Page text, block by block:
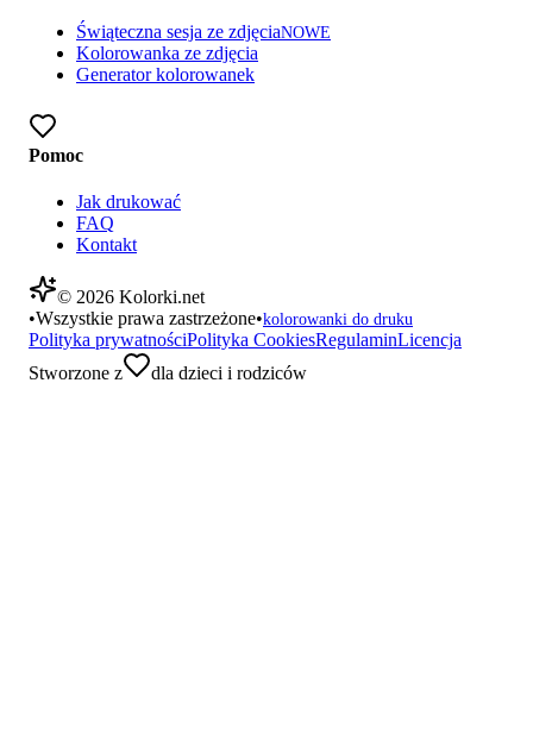
Świąteczna sesja ze zdjęciaNOWE
Kolorowanka ze zdjęcia
Generator kolorowanek
Pomoc
Jak drukować
FAQ
Kontakt
© 2026 Kolorki.net
•Wszystkie prawa zastrzeżone•kolorowanki do druku
Polityka prywatnościPolityka CookiesRegulaminLicencja
Stworzone z
dla dzieci i rodziców